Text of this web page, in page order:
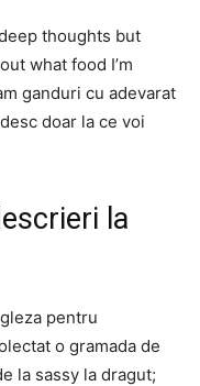
thoughts but
what food I’m
ganduri cu adevarat
doar la ce voi
la
pentru
o gramada de
la sassy la dragut;